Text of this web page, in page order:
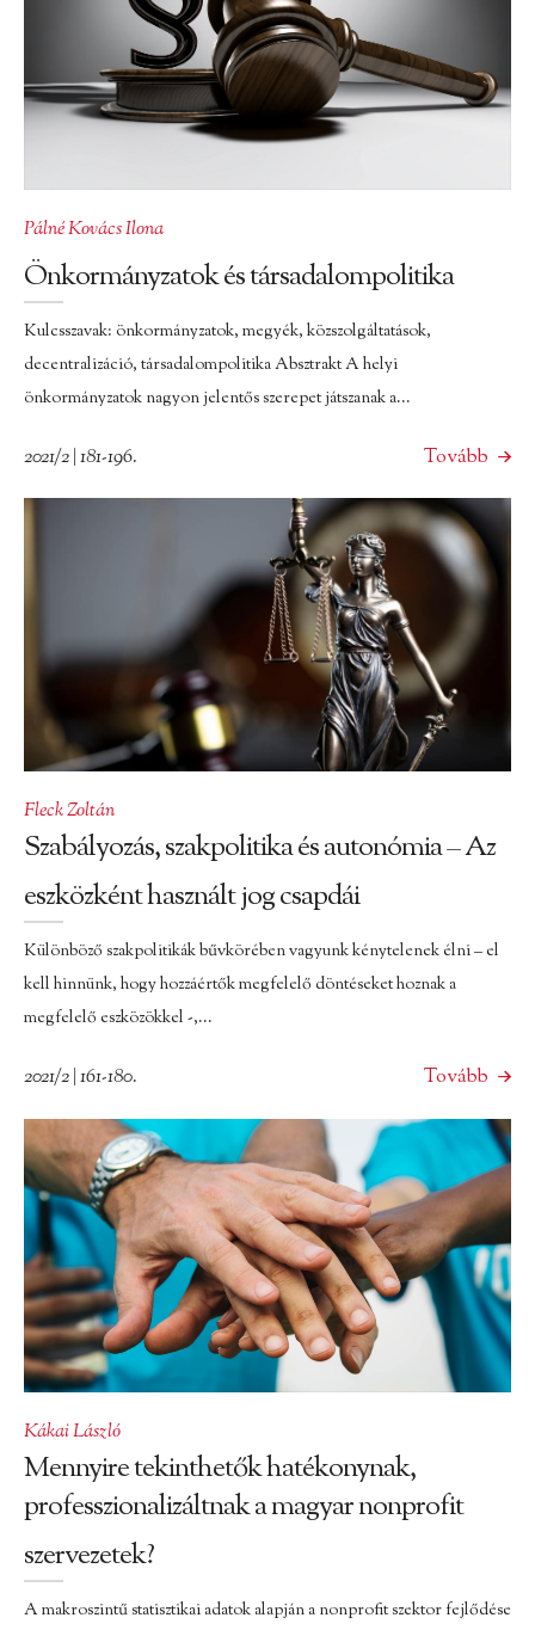
Pálné Kovács Ilona
Önkormányzatok és társadalompolitika
Kulcsszavak: önkormányzatok, megyék, közszolgáltatások,
decentralizáció, társadalompolitika Absztrakt A helyi
önkormányzatok nagyon jelentős szerepet játszanak a...
2021/2 | 181-196. Tovább
Fleck Zoltán
Szabályozás, szakpolitika és autonómia – Az
eszközként használt jog csapdái
Különböző szakpolitikák bűvkörében vagyunk kénytelenek élni – el
kell hinnünk, hogy hozzáértők megfelelő döntéseket hoznak a
megfelelő eszközökkel -,...
2021/2 | 161-180. Tovább
Kákai László
Mennyire tekinthetők hatékonynak,
professzionalizáltnak a magyar nonprofit
szervezetek?
A makroszintű statisztikai adatok alapján a nonprofit szektor fejlődése